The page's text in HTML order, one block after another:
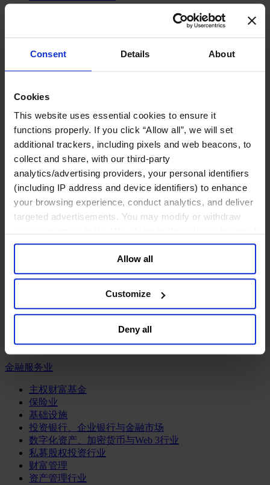
Consent Details About
Cookies
This website uses essential cookies to ensure it
functions properly. If you click “Allow all”, we will set
additional trackers, including pixels and web beacons, to
collect and share, with our third-party
analytics/advertising providers, your personal identifiers
(including IP address and device identifiers) to enhance
your browsing experience, conduct analytics, and deliver
targeted advertisements. You may modify or withdraw
your data for targeted advertising, by clicking “Do Not
Sell or Share My Personal Information” in the footer of
the website. You must opt-out of each device and each
browser. For additional information and retention terms
general collection and use of personal information see
Allow all
Customize
Deny all
公共卫生行业
公共金融业
教育与研究行业
文化、艺术和体育行业
环境与可持续发展咨询
经济、社会与人类发展
消费品行业
体育业
媒体和娱乐业
消费品
零售、服装与奢侈品
工业
化工与过程工业咨询团队
机械与工业技术
金属与矿业
金融服务业
主权财富基金
保险业
基础设施
投资银行、企业银行与金融市场
数字化资产、加密货币与Web 3行业
私募股权投资行业
财富管理
资产管理行业